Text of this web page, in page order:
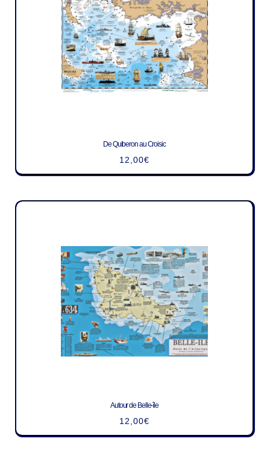
De Quiberon au Croisic
12,00€
Autour de Belle-île
12,00€